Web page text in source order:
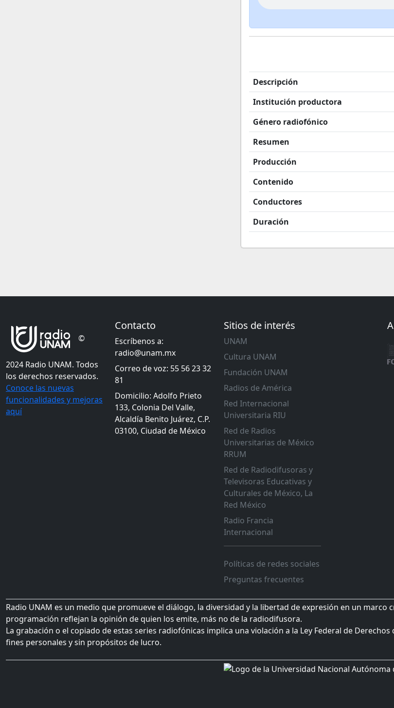
Descripción
Institución productora
Género radiofónico
Resumen
Producción
Contenido
Conductores
Duración
©
2024 Radio UNAM. Todos
los derechos reservados.
Conoce las nuevas
funcionalidades y mejoras
aquí
Contacto
Escríbenos a:
radio@unam.mx
Correo de voz: 55 56 23 32
81
Domicilio: Adolfo Prieto
133, Colonia Del Valle,
Alcaldía Benito Juárez, C.P.
03100, Ciudad de México
Sitios de interés
UNAM
Cultura UNAM
Fundación UNAM
Radios de América
Red Internacional
Universitaria RIU
Red de Radios
Universitarias de México
RRUM
Red de Radiodifusoras y
Televisoras Educativas y
Culturales de México, La
Red México
Radio Francia
Internacional
Políticas de redes sociales
Preguntas frecuentes
Radio UNAM es un medio que promueve el diálogo, la diversidad y la libertad de expresión en un
programación reflejan la opinión de quien los emite, más no de la radiodifusora.
La grabación o el copiado de estas series radiofónicas implica una violación a la Ley Federal de
fines personales y sin propósitos de lucro.